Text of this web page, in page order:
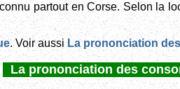
partout en Corse. Selon la
. Voir aussi La prononciation
La prononciation des